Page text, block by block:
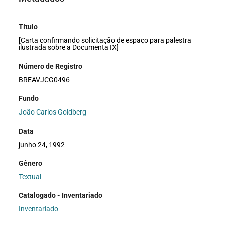
Título
[Carta confirmando solicitação de espaço para palestra
ilustrada sobre a Documenta IX]
Número de Registro
BREAVJCG0496
Fundo
João Carlos Goldberg
Data
junho 24, 1992
Gênero
Textual
Catalogado - Inventariado
Inventariado